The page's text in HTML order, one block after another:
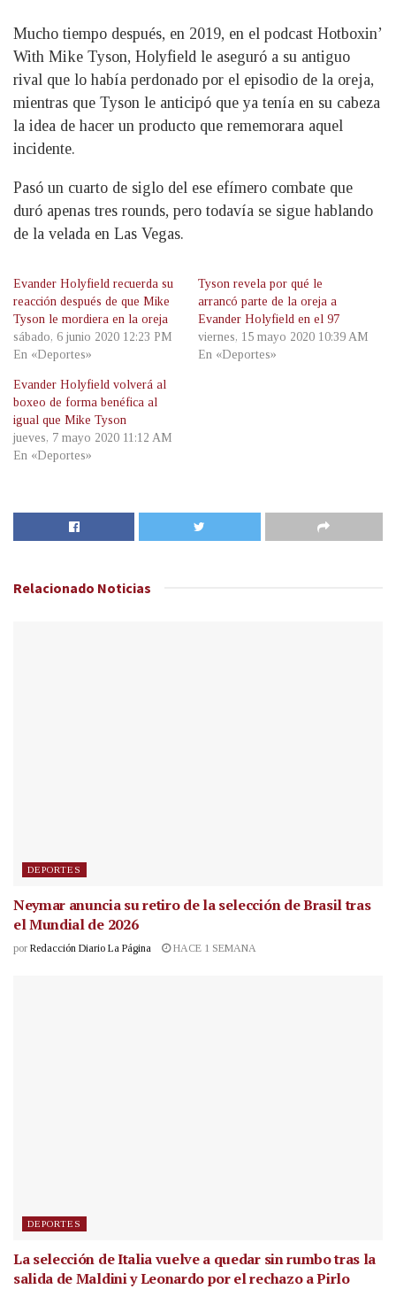
Mucho tiempo después, en 2019, en el podcast Hotboxin’
With Mike Tyson, Holyfield le aseguró a su antiguo
rival que lo había perdonado por el episodio de la oreja,
mientras que Tyson le anticipó que ya tenía en su cabeza
la idea de hacer un producto que rememorara aquel
incidente.
Pasó un cuarto de siglo del ese efímero combate que
duró apenas tres rounds, pero todavía se sigue hablando
de la velada en Las Vegas.
Evander Holyfield recuerda su
reacción después de que Mike
Tyson le mordiera en la oreja
sábado, 6 junio 2020 12:23 PM
En «Deportes»
Tyson revela por qué le
arrancó parte de la oreja a
Evander Holyfield en el 97
viernes, 15 mayo 2020 10:39 AM
En «Deportes»
Evander Holyfield volverá al
boxeo de forma benéfica al
igual que Mike Tyson
jueves, 7 mayo 2020 11:12 AM
En «Deportes»
Relacionado Noticias
DEPORTES
Neymar anuncia su retiro de la selección de Brasil tras
el Mundial de 2026
por Redacción Diario La Página HACE 1 SEMANA
DEPORTES
La selección de Italia vuelve a quedar sin rumbo tras la
salida de Maldini y Leonardo por el rechazo a Pirlo